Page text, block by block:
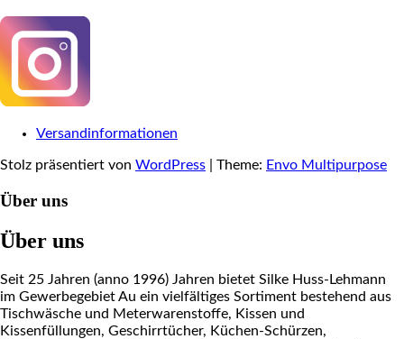
Versandinformationen
Stolz präsentiert von WordPress Theme: Envo Multipurpose
Über uns
Über uns
Seit 25 Jahren (anno 1996) Jahren bietet Silke Huss-Lehmann
im Gewerbegebiet Au ein vielfältiges Sortiment bestehend aus
Tischwäsche und Meterwarenstoffe, Kissen und
Kissenfüllungen, Geschirrtücher, Küchen-Schürzen,